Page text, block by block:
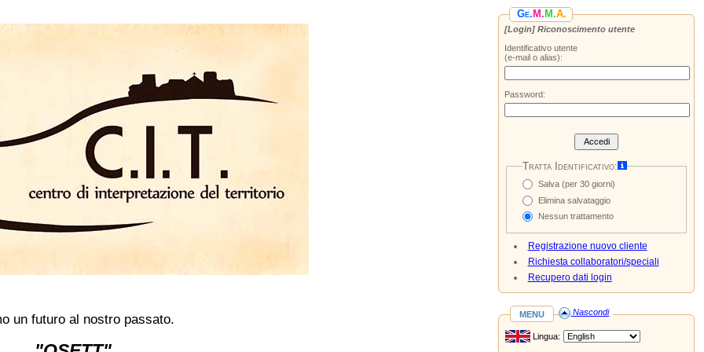
un futuro al nostro passato.
Ge. M. M.A.
[Login] Riconoscimento utente
Identificativo utente
(e‑mail o alias):
Password:
Accedi
Tratta Identificativo:
Salva (per 30 giorni)
Elimina salvataggio
Nessun trattamento
Registrazione nuovo cliente
Richiesta collaboratori/speciali
Recupero dati login
menu Nascondi
Lingua: